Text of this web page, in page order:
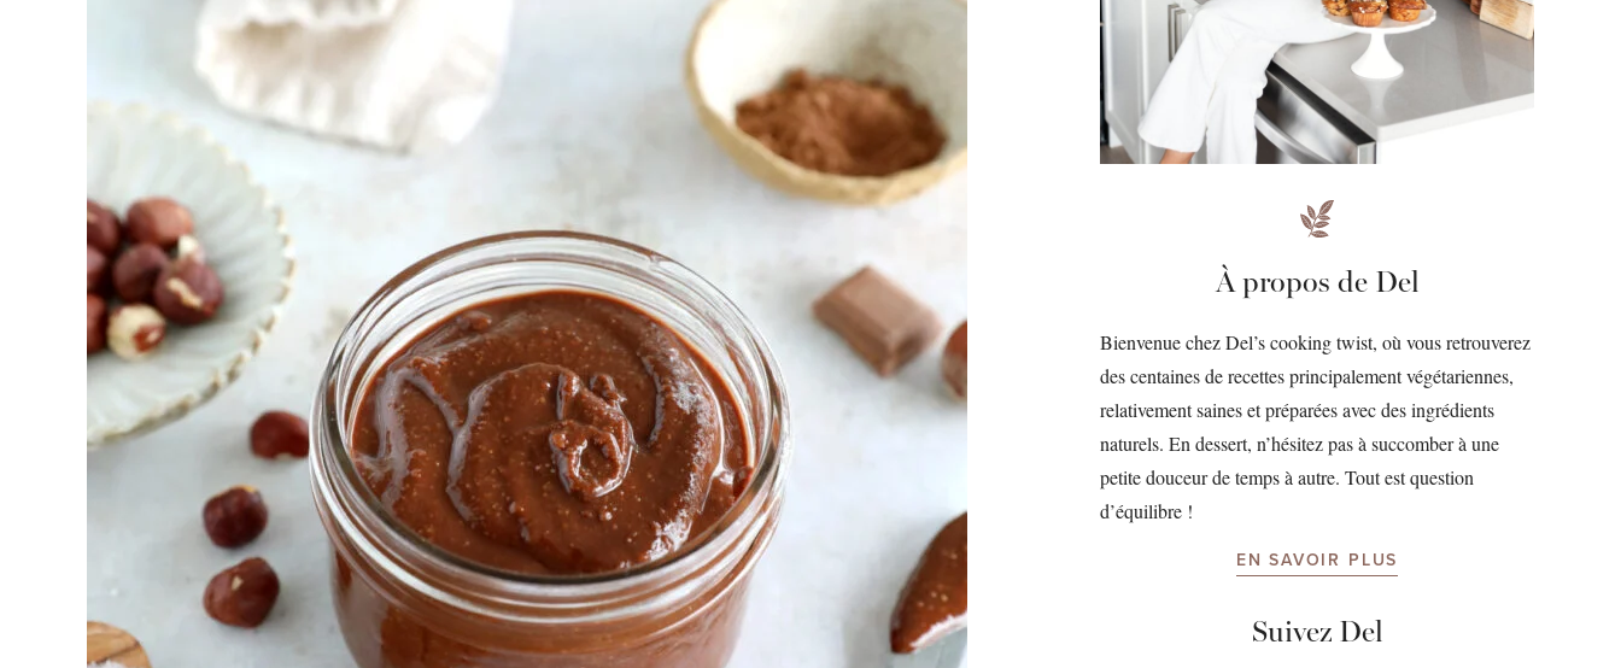
À propos de Del
Bienvenue chez Del’s cooking twist, où vous retrouverez
des centaines de recettes principalement végétariennes,
relativement saines et préparées avec des ingrédients
naturels. En dessert, n’hésitez pas à succomber à une
petite douceur de temps à autre. Tout est question
d’équilibre !
EN SAVOIR PLUS
Suivez Del